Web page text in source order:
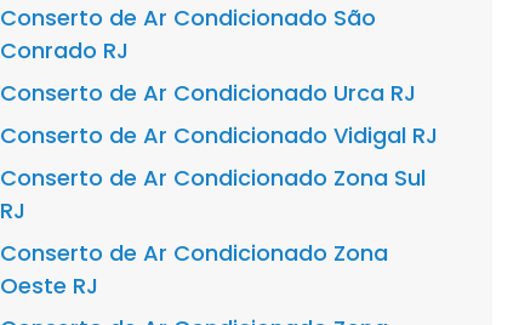
Conserto de Ar Condicionado São
Conrado RJ
Conserto de Ar Condicionado Urca RJ
Conserto de Ar Condicionado Vidigal RJ
Conserto de Ar Condicionado Zona Sul
RJ
Conserto de Ar Condicionado Zona
Oeste RJ